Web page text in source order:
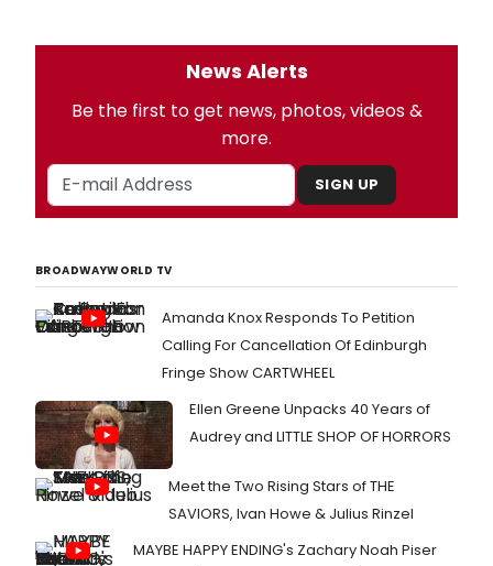
News Alerts
Be the first to get news, photos, videos &
more.
SIGN UP
BROADWAYWORLD TV
Amanda Knox Responds To Petition
Calling For Cancellation Of Edinburgh
Fringe Show CARTWHEEL
Ellen Greene Unpacks 40 Years of
Audrey and LITTLE SHOP OF HORRORS
Meet the Two Rising Stars of THE
SAVIORS, Ivan Howe & Julius Rinzel
MAYBE HAPPY ENDING's Zachary Noah Piser